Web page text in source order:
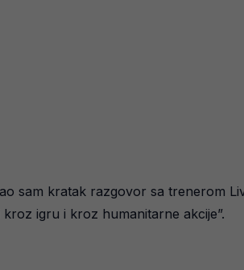
sam kratak razgovor sa trenerom
igru i kroz humanitarne akcije”.